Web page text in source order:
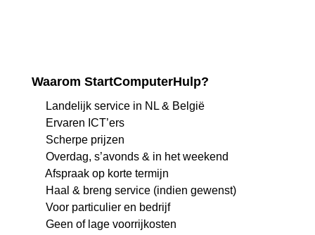
Waarom StartComputerHulp?
Landelijk service in NL & België
Ervaren ICT’ers
Scherpe prijzen
Overdag, s’avonds & in het weekend
Afspraak op korte termijn
Haal & breng service (indien gewenst)
Voor particulier en bedrijf
Geen of lage voorrijkosten